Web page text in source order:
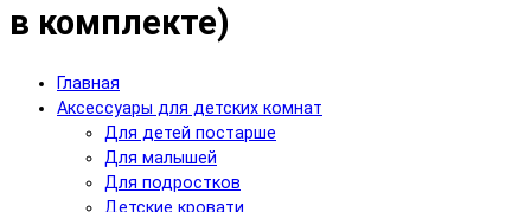
в комплекте)
Главная
Аксессуары для детских комнат
Для детей постарше
Для малышей
Для подростков
Детские кровати